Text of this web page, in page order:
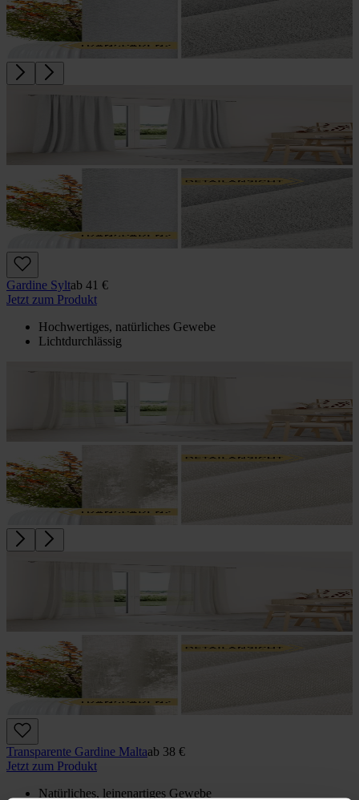
Gardine Syltab 41 €
Jetzt zum Produkt
Hochwertiges, natürliches Gewebe
Lichtdurchlässig
Transparente Gardine Maltaab 38 €
Jetzt zum Produkt
Natürliches, leinenartiges Gewebe